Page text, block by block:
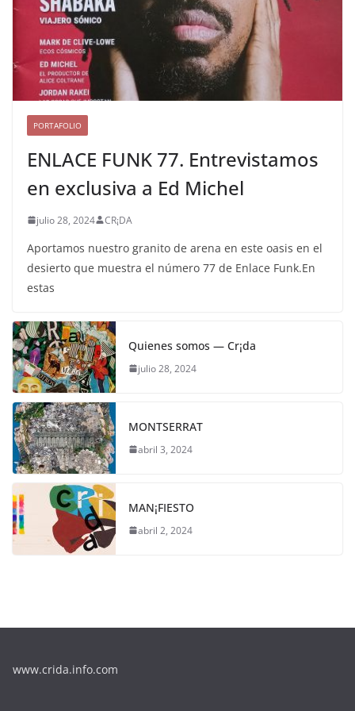
PORTAFOLIO
ENLACE FUNK 77. Entrevistamos
en exclusiva a Ed Michel
julio 28, 2024 CR¡DA
Aportamos nuestro granito de arena en este oasis en el
desierto que muestra el número 77 de Enlace Funk.En
estas
Quienes somos — Cr¡da
julio 28, 2024
MONTSERRAT
abril 3, 2024
MAN¡FIESTO
abril 2, 2024
www.crida.info.com